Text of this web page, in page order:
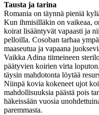
Tausta ja tarina
Romania on täynnä pieniä
Kun ihmisilläkin on vaikeaa,
koirat lisääntyvät vapaasti ja
pelloilla. Cosoban tarhaa
maaseutua ja vapaana
Vaikka Adina tiimeineen
päätyvien koirien virta
täysin mahdotonta löytää
Niinpä kovia kokeneet ujot
mahdollisuuksia päästä pois
häkeissään vuosia
paremmasta.